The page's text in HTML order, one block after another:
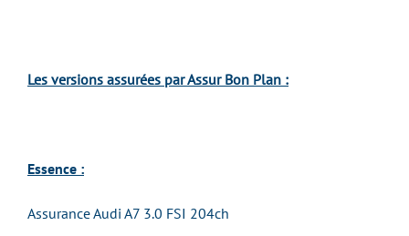
Les versions assurées par Assur Bon Plan :
Essence :
Assurance Audi A7 3.0 FSI 204ch